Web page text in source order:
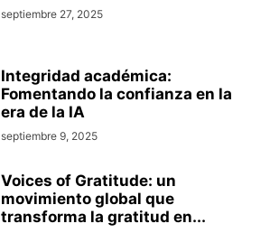
septiembre 27, 2025
Integridad académica:
Fomentando la confianza en la
era de la IA
septiembre 9, 2025
Voices of Gratitude: un
movimiento global que
transforma la gratitud en...